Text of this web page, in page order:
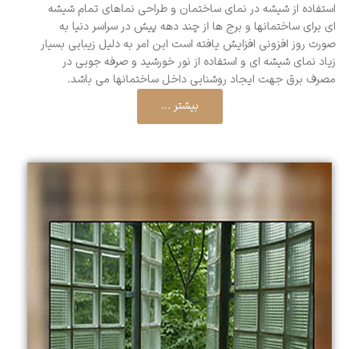
استفاده از شیشه در نمای ساختمان و طراحی نماهای تمام شیشه
ای برای ساختمانها و برج ها از چند دهه پیش در سراسر دنیا به
صورت روز افزونی افزایش یافته است این امر به دلیل زیبایی بسیار
زیاد نمای شیشه ای و استفاده از نور خورشید و صرفه جویی در
مصرف برق جهت ایجاد روشنایی داخل ساختمانها می باشد.
بیشتر ...